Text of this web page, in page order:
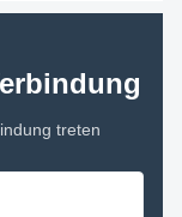
treten